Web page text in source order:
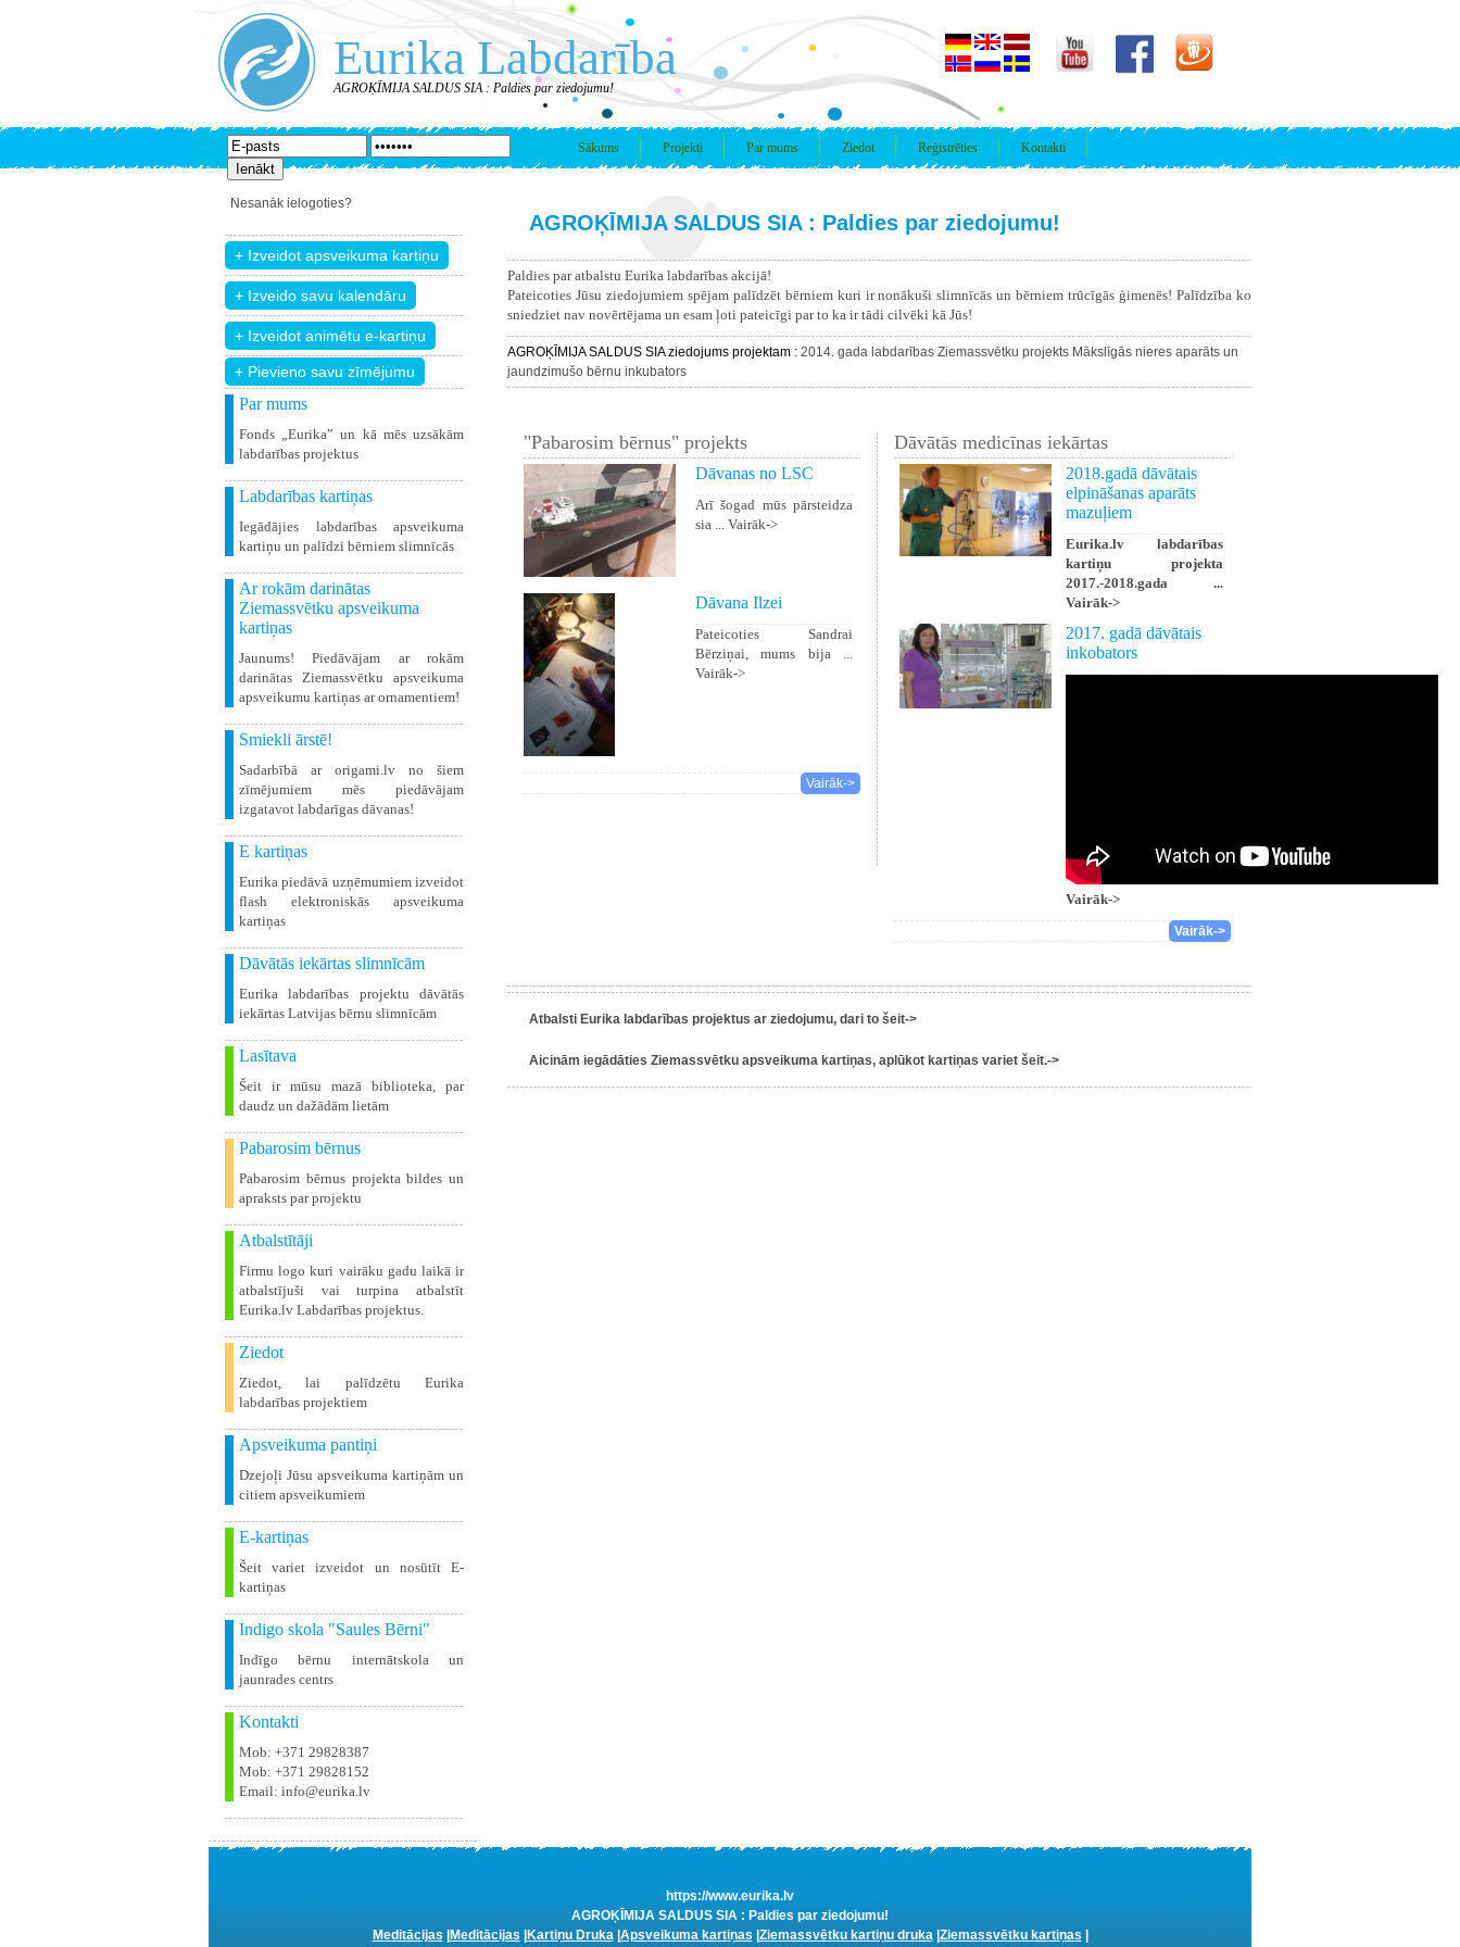
Eurika Labdarība
AGROĶĪMIJA SALDUS SIA : Paldies par ziedojumu!
Sākums Projekti Par mums Ziedot Reģistrēties Kontakti
Nesanāk ielogoties?
+ Pievieno savu zīmējumu
Par mums
Fonds „Eurika” un kā mēs uzsākām
labdarības projektus
Labdarības kartiņas
Iegādājies labdarības apsveikuma
kartiņu un palīdzi bērniem slimnīcās
Ar rokām darinātas
Ziemassvētku apsveikuma
kartiņas
Jaunums! Piedāvājam ar rokām
darinātas Ziemassvētku apsveikuma
apsveikumu kartiņas ar ornamentiem!
Smiekli ārstē!
Sadarbībā ar origami.lv no šiem
zīmējumiem mēs piedāvājam
izgatavot labdarīgas dāvanas!
E kartiņas
Eurika piedāvā uzņēmumiem izveidot
flash elektroniskās apsveikuma
kartiņas
Dāvātās iekārtas slimnīcām
Eurika labdarības projektu dāvātās
iekārtas Latvijas bērnu slimnīcām
Lasītava
Šeit ir mūsu mazā biblioteka, par
daudz un dažādām lietām
Pabarosim bērnus
Pabarosim bērnus projekta bildes un
apraksts par projektu
Atbalstītāji
Firmu logo kuri vairāku gadu laikā ir
atbalstījuši vai turpina atbalstīt
Eurika.lv Labdarības projektus.
Ziedot
Ziedot, lai palīdzētu Eurika
labdarības projektiem
Apsveikuma pantiņi
Dzejoļi Jūsu apsveikuma kartiņām un
citiem apsveikumiem
E-kartiņas
Šeit variet izveidot un nosūtīt E-
kartiņas
Indigo skola "Saules Bērni"
Indīgo bērnu internātskola un
jaunrades centrs
Kontakti
Mob: +371 29828387
Mob: +371 29828152
Email: info@eurika.lv
AGROĶĪMIJA SALDUS SIA : Paldies par ziedojumu!
Paldies par atbalstu Eurika labdarības akcijā!
Pateicoties Jūsu ziedojumiem spējam palīdzēt bērniem kuri ir nonākuši slimnīcās un bērniem trūcīgās ģimenēs! Palīdzība ko
sniedziet nav novērtējama un esam ļoti pateicīgi par to ka ir tādi cilvēki kā Jūs!
AGROĶĪMIJA SALDUS SIA ziedojums projektam : 2014. gada labdarības Ziemassvētku projekts Mākslīgās nieres aparāts un
jaundzimušo bērnu inkubators
"Pabarosim bērnus" projekts
Dāvanas no LSC
Arī šogad mūs pārsteidza
sia ... Vairāk->
Dāvana Ilzei
Pateicoties Sandrai
Bērziņai, mums bija ...
Vairāk->
Vairāk->
Dāvātās medicīnas iekārtas
2018.gadā dāvātais
elpināšanas aparāts
mazuļiem
Eurika.lv labdarības
kartiņu projekta
2017.-2018.gada ...
Vairāk->
2017. gadā dāvātais
inkobators
Vairāk->
Vairāk->
Atbalsti Eurika labdarības projektus ar ziedojumu, dari to šeit->
Aicinām iegādāties Ziemassvētku apsveikuma kartiņas, aplūkot kartiņas variet šeit.->
https://www.eurika.lv
AGROĶĪMIJA SALDUS SIA : Paldies par ziedojumu!
Meditācijas
Meditācijas Kartiņu Druka| Apsveikuma kartiņas Ziemassvētku kartiņu druka| Ziemassvētku kartiņas